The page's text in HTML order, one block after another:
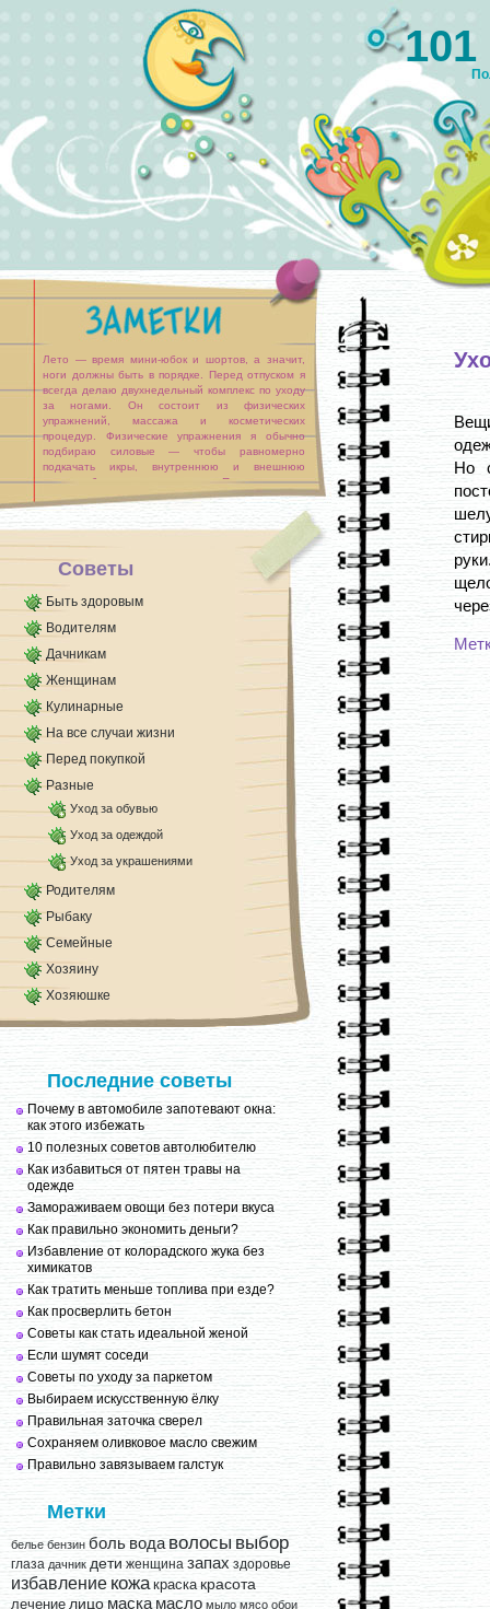
Лето — время мини-юбок и шортов, а значит,
ноги должны быть в порядке. Перед отпуском я
всегда делаю двухнедельный комплекс по уходу
за ногами. Он состоит из физических
упражнений, массажа и косметических
процедур. Физические упражнения я обычно
подбираю силовые — чтобы равномерно
подкачать икры, внутреннюю и внешнюю
сторону бедер, мышцы ягодиц. Перед и после
силовых [...]
Советы
Быть здоровым
Водителям
Дачникам
Женщинам
Кулинарные
На все случаи жизни
Перед покупкой
Разные
Уход за обувью
Уход за одеждой
Уход за украшениями
Родителям
Рыбаку
Семейные
Хозяину
Хозяюшке
Последние советы
Почему в автомобиле запотевают окна:
как этого избежать
10 полезных советов автолюбителю
Как избавиться от пятен травы на
одежде
Замораживаем овощи без потери вкуса
Как правильно экономить деньги?
Избавление от колорадского жука без
химикатов
Как тратить меньше топлива при езде?
Как просверлить бетон
Советы как стать идеальной женой
Если шумят соседи
Советы по уходу за паркетом
Выбираем искусственную ёлку
Правильная заточка сверел
Сохраняем оливковое масло свежим
Правильно завязываем галстук
Метки
белье бензин боль вода волосы выбор
глаза дачник дети женщина запах здоровье
избавление кожа краска красота
лечение лицо маска масло мыло мясо обои
Но